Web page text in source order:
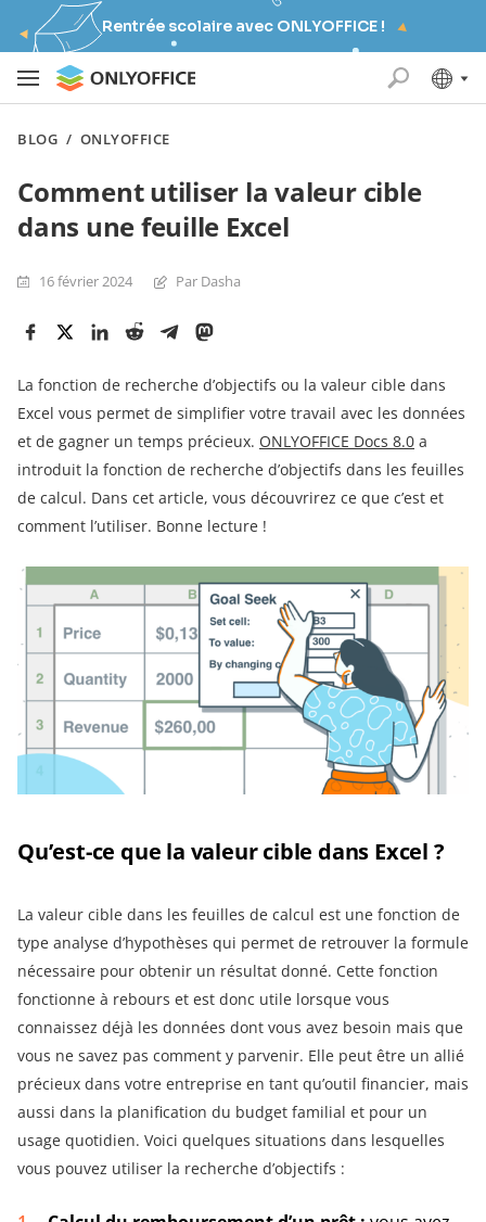
Rentrée scolaire avec ONLYOFFICE !
BLOG / ONLYOFFICE
Comment utiliser la valeur cible
dans une feuille Excel
16 février 2024 Par Dasha
La fonction de recherche d’objectifs ou la valeur cible dans
Excel vous permet de simplifier votre travail avec les données
et de gagner un temps précieux. ONLYOFFICE Docs 8.0 a
introduit la fonction de recherche d’objectifs dans les feuilles
de calcul. Dans cet article, vous découvrirez ce que c’est et
comment l’utiliser. Bonne lecture !
Qu’est-ce que la valeur cible dans Excel ?
La valeur cible dans les feuilles de calcul est une fonction de
type analyse d’hypothèses qui permet de retrouver la formule
nécessaire pour obtenir un résultat donné. Cette fonction
fonctionne à rebours et est donc utile lorsque vous
connaissez déjà les données dont vous avez besoin mais que
vous ne savez pas comment y parvenir. Elle peut être un allié
précieux dans votre entreprise en tant qu’outil financier, mais
aussi dans la planification du budget familial et pour un
usage quotidien. Voici quelques situations dans lesquelles
vous pouvez utiliser la recherche d’objectifs :